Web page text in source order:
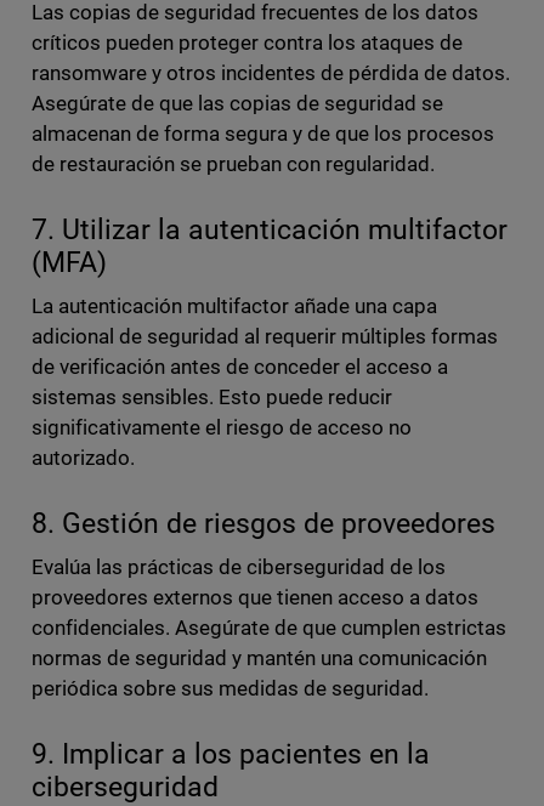
Las copias de seguridad frecuentes de los datos
críticos pueden proteger contra los ataques de
ransomware y otros incidentes de pérdida de datos.
Asegúrate de que las copias de seguridad se
almacenan de forma segura y de que los procesos
de restauración se prueban con regularidad.
7. Utilizar la autenticación multifactor
(MFA)
La autenticación multifactor añade una capa
adicional de seguridad al requerir múltiples formas
de verificación antes de conceder el acceso a
sistemas sensibles. Esto puede reducir
significativamente el riesgo de acceso no
autorizado.
8. Gestión de riesgos de proveedores
Evalúa las prácticas de ciberseguridad de los
proveedores externos que tienen acceso a datos
confidenciales. Asegúrate de que cumplen estrictas
normas de seguridad y mantén una comunicación
periódica sobre sus medidas de seguridad.
9. Implicar a los pacientes en la
ciberseguridad